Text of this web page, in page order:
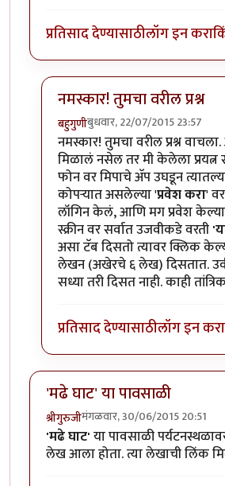
प्रतिसाद देण्यासाठीलॉग इन करा
नमस्कार! तुमचा वरील प्रश्न
बहुगुणीबुधवार, 22/07/2015 23:57
In reply toऍप वर "माझे लेखन"
नमस्कार! तुमचा वरील प्रश्न वाचला.
मिळालं नसेल तर मी केलेला प्रयत्न
फोन वर मिपाचे अ‍ॅप उघडून
कोपर्‍यात असलेल्या 'प्रवेश करा'
लॉगिन केलं, आणि मग प्रवेश
स्क्रीन वर सर्वात उजवीकडे वरती
असा टॅब दिसतो त्यावर क्लिक
लेखन (अखेरचे ६ लेख) दिसतात.
सध्या तरी दिसत नाही. काही
प्रतिसाद देण्यासाठीलॉग इन करा
'मढे घाट' या पावसाळी
श्रीगुरुजीमंगळवार, 30/06/2015 20:51
'मढे घाट'या पावसाळी
लेख आला होता. त्या लेखाची लिंक